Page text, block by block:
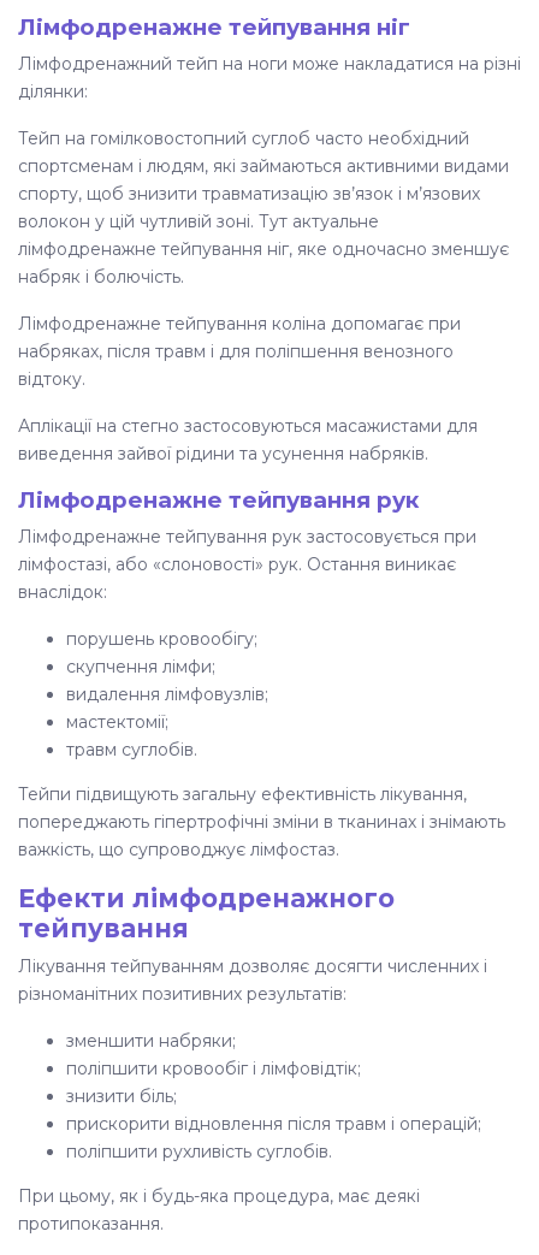
Лімфодренажне тейпування ніг
Лімфодренажний тейп на ноги може накладатися на різні
ділянки:
Тейп на гомілковостопний суглоб часто необхідний
спортсменам і людям, які займаються активними видами
спорту, щоб знизити травматизацію зв’язок і м’язових
волокон у цій чутливій зоні. Тут актуальне
лімфодренажне тейпування ніг, яке одночасно зменшує
набряк і болючість.
Лімфодренажне тейпування коліна допомагає при
набряках, після травм і для поліпшення венозного
відтоку.
Аплікації на стегно застосовуються масажистами для
виведення зайвої рідини та усунення набряків.
Лімфодренажне тейпування рук
Лімфодренажне тейпування рук застосовується при
лімфостазі, або «слоновості» рук. Остання виникає
внаслідок:
порушень кровообігу;
скупчення лімфи;
видалення лімфовузлів;
мастектомії;
травм суглобів.
Тейпи підвищують загальну ефективність лікування,
попереджають гіпертрофічні зміни в тканинах і знімають
важкість, що супроводжує лімфостаз.
Ефекти лімфодренажного
тейпування
Лікування тейпуванням дозволяє досягти численних і
різноманітних позитивних результатів:
зменшити набряки;
поліпшити кровообіг і лімфовідтік;
знизити біль;
прискорити відновлення після травм і операцій;
поліпшити рухливість суглобів.
При цьому, як і будь-яка процедура, має деякі
протипоказання.